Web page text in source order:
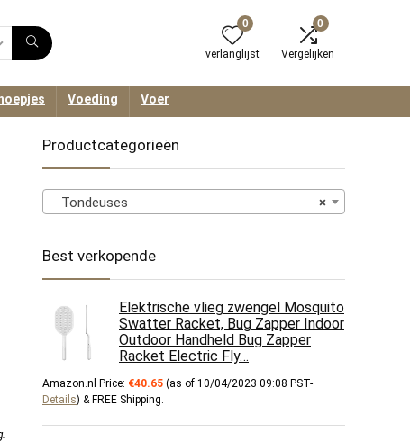
0
verlanglijst
0
Vergelijken
Voeding Voer
.
Productcategorieën
×
Tondeuses
Best verkopende
Elektrische vlieg zwengel Mosquito
Swatter Racket, Bug Zapper Indoor
Outdoor Handheld Bug Zapper
Racket Electric Fly…
Amazon.nl Price: €40.65 (as of 10/04/2023 09:08 PST-
Details) & FREE Shipping.